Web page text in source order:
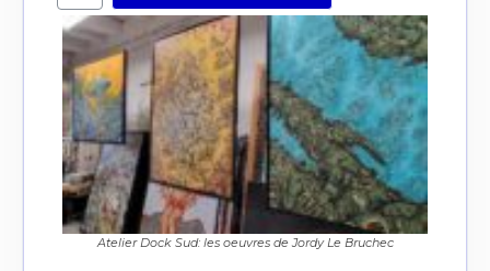
Atelier Dock Sud: les oeuvres de Jordy Le Bruchec